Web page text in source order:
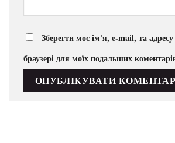
Зберегти моє ім'я, e-mail, та
браузері для моїх подальших